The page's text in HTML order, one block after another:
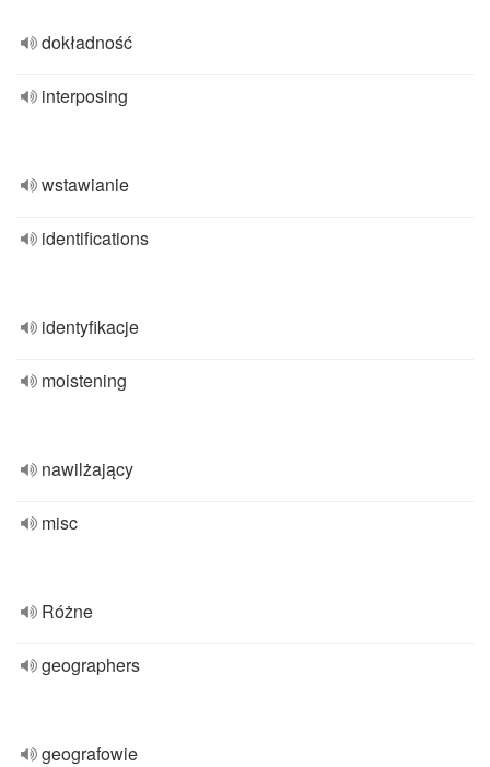
dokładność
interposing
wstawianie
identifications
identyfikacje
moistening
nawilżający
misc
Różne
geographers
geografowie